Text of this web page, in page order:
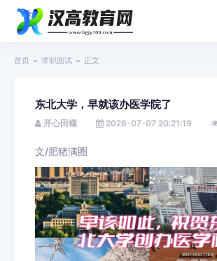
首页 求职面试 正文
东北大学，早就该办医学院了
开心田螺 2026-07-07 20:21:19
文/肥猪满圈